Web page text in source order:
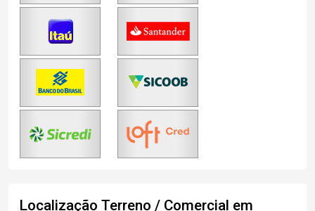
Localização Terreno / Comercial em